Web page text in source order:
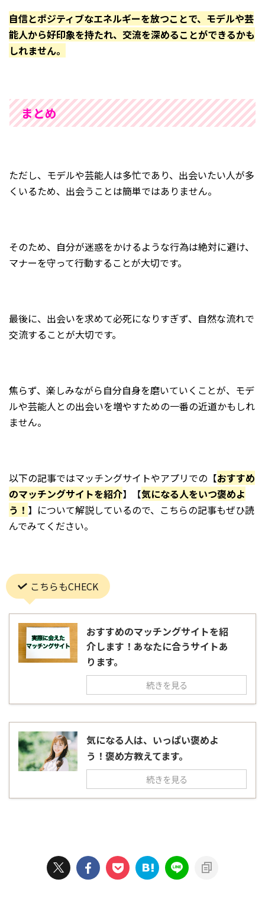
自信とポジティブなエネルギーを放つことで、モデルや芸
能人から好印象を持たれ、交流を深めることができるかも
しれません。
まとめ
ただし、モデルや芸能人は多忙であり、出会いたい人が多
くいるため、出会うことは簡単ではありません。
そのため、自分が迷惑をかけるような行為は絶対に避け、
マナーを守って行動することが大切です。
最後に、出会いを求めて必死になりすぎず、自然な流れで
交流することが大切です。
焦らず、楽しみながら自分自身を磨いていくことが、モデ
ルや芸能人との出会いを増やすための一番の近道かもしれ
ません。
以下の記事ではマッチングサイトやアプリでの【おすすめ
のマッチングサイトを紹介】【気になる人をいつ褒めよ
う！ 】について解説しているので、こちらの記事もぜひ読
んでみてください。
こちらもCHECK
おすすめのマッチングサイトを紹
介します！あなたに合うサイトあ
ります。
続きを見る
気になる人は、いっぱい褒めよ
う！褒め方教えてます。
続きを見る